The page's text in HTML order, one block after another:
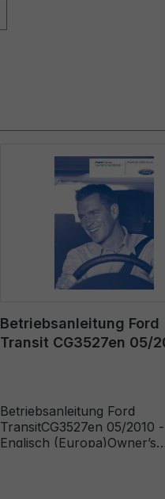
Betriebsanleitung Ford
Transit CG3527en 05/
Betriebsanleitung Ford
TransitCG3527en 05/2010 -
Englisch (Europa)Owner’s